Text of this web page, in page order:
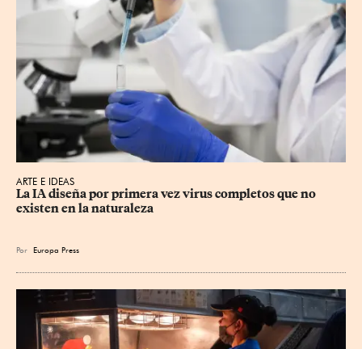
ARTE E IDEAS
La IA diseña por primera vez virus completos que no
existen en la naturaleza
Por Europa Press